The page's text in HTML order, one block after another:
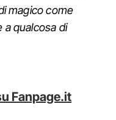
magico come
a qualcosa di
Fanpage.it